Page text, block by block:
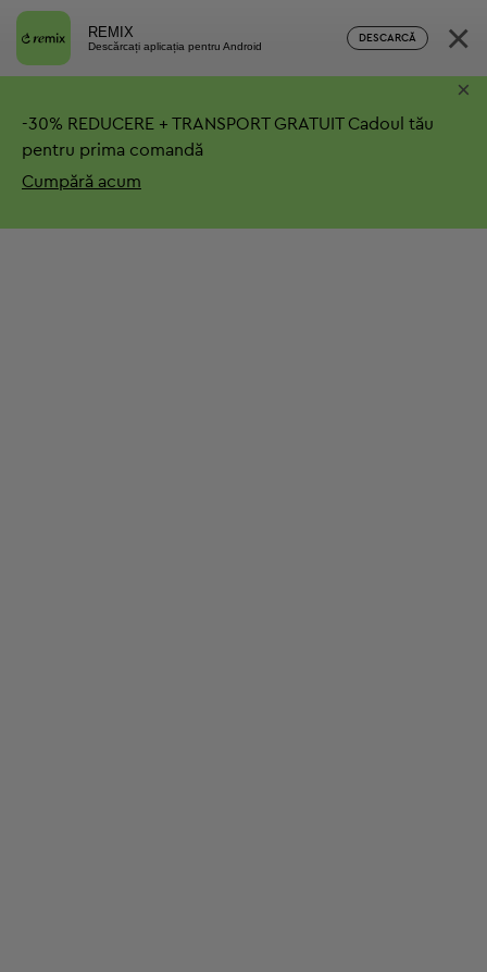
REMIX
Descărcați aplicația pentru Android
DESCARCĂ ×
-30% REDUCERE + TRANSPORT GRATUITCadoul tău
pentru prima comandă
Cumpără acum
×